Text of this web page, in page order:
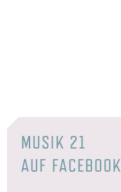
MUSIK 21
AUF FACEBOOK